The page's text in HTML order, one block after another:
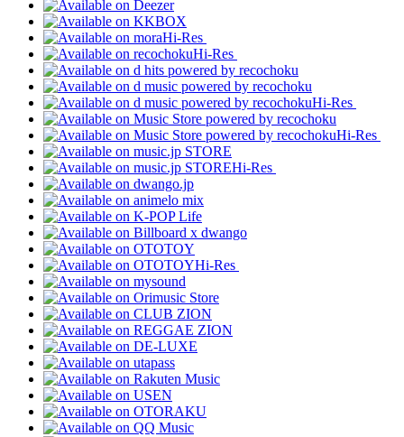
Hi-Res
Hi-Res
Hi-Res
Hi-Res
Hi-Res
Hi-Res